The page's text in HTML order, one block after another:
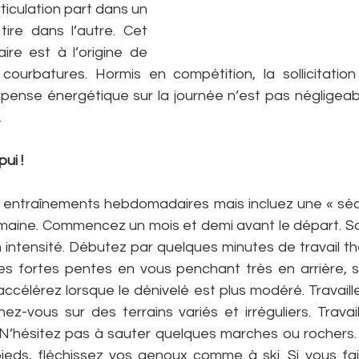
part dans un
dans l’autre. Cet
est à l’origine de
Hormis en compétition, la
énergétique sur la journée n’est pas
!
hebdomadaires mais incluez une «
Commencez un mois et demi avant le départ.
Débutez par quelques minutes de travail
fortes pentes en vous penchant très en arrière,
lorsque le dénivelé est plus modéré.
vous sur des terrains variés et irréguliers.
pas à sauter quelques marches ou
fléchissez vos genoux comme à ski. Si vous